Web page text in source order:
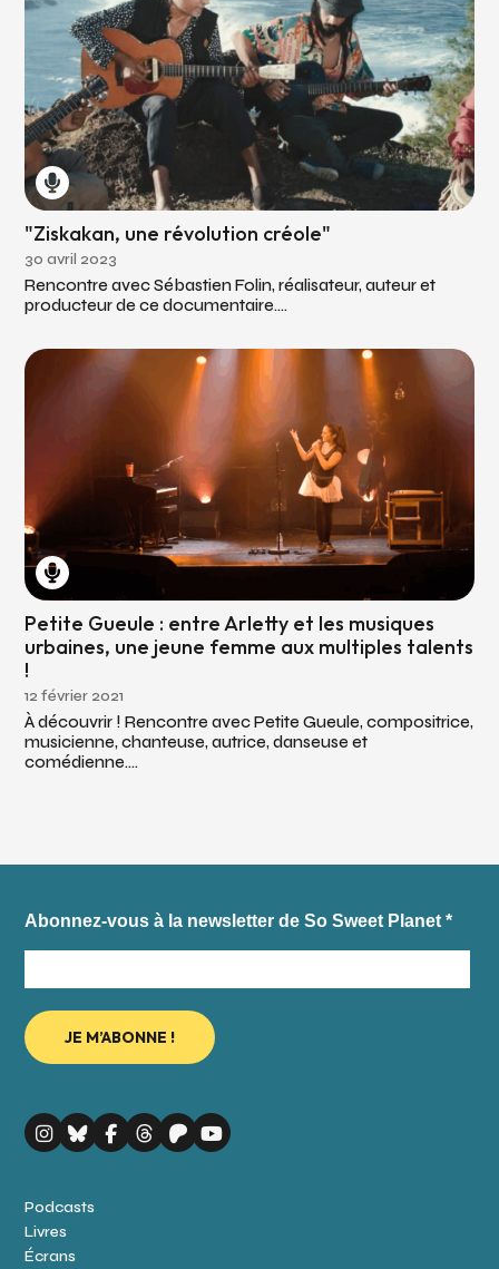
"Ziskakan, une révolution créole"
30 avril 2023
Rencontre avec Sébastien Folin, réalisateur, auteur et
producteur de ce documentaire....
Petite Gueule : entre Arletty et les musiques
urbaines, une jeune femme aux multiples talents
!
12 février 2021
À découvrir ! Rencontre avec Petite Gueule, compositrice,
musicienne, chanteuse, autrice, danseuse et
comédienne....
Abonnez-vous à la newsletter de So Sweet Planet*
Podcasts
Livres
Écrans